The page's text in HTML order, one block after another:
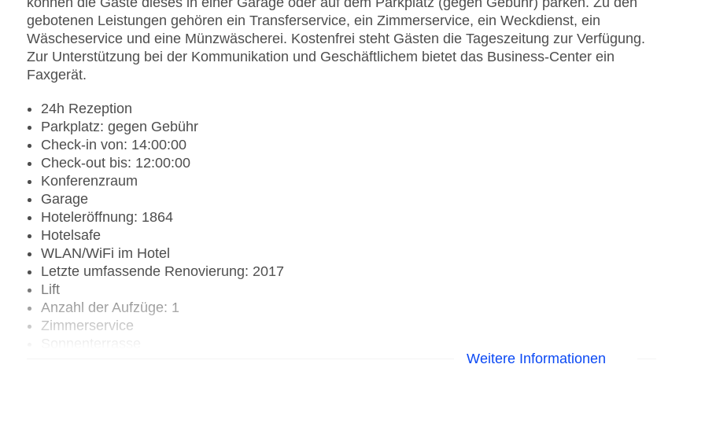
gebotenen Leistungen gehören ein Transferservice, ein Zimmerservice, ein Weckdienst, ein
Wäscheservice und eine Münzwäscherei. Kostenfrei steht Gästen die Tageszeitung zur Verfügung.
Zur Unterstützung bei der Kommunikation und Geschäftlichem bietet das Business-Center ein
Faxgerät.
24h Rezeption
Parkplatz: gegen Gebühr
Check-in von: 14:00:00
Check-out bis: 12:00:00
Konferenzraum
Garage
Hoteleröffnung: 1864
Hotelsafe
WLAN/WiFi im Hotel
Letzte umfassende Renovierung: 2017
Lift
Anzahl der Aufzüge: 1
Zimmerservice
Weitere Informationen